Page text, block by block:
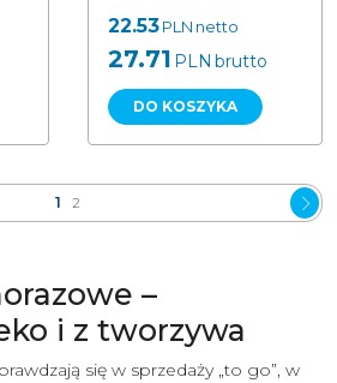
22.53PLN netto
27.71 PLN brutto
DO KOSZYKA
1 2
–
i z tworzywa
się w sprzedaży „to go”, w